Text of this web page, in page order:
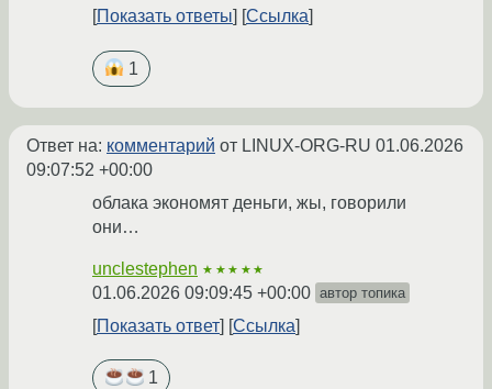
Показать ответы Ссылка
1
Ответ на: комментарий от LINUX-ORG-RU 01.06.2026
09:07:52 +00:00
облака экономят деньги, жы, говорили
они…
unclestephen ★★★★★
01.06.2026 09:09:45 +00:00 автор топика
Показать ответ Ссылка
1